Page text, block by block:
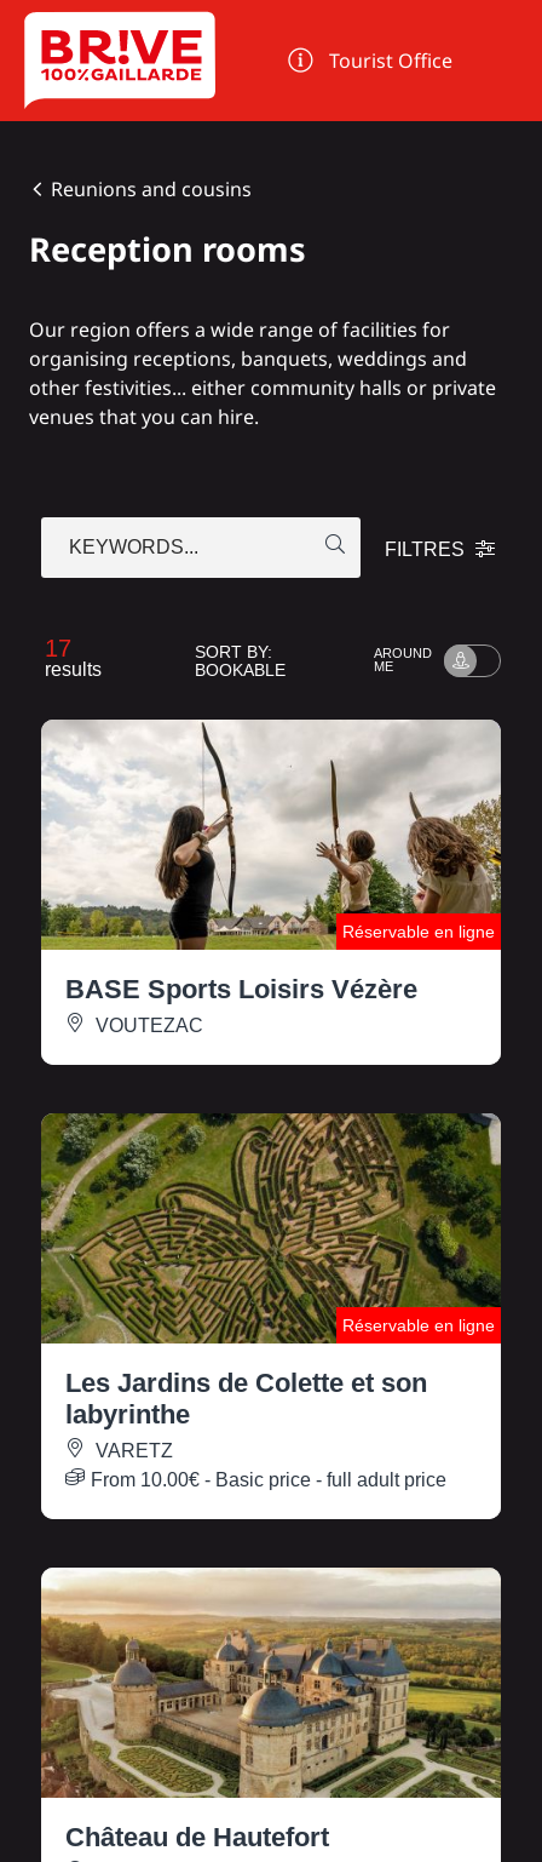
Cookies management panel
Tourist Office
Reunions and cousins
Reception rooms
Our region offers a wide range of facilities for
organising receptions, banquets, weddings and
other festivities... either community halls or private
venues that you can hire.
KEYWORDS... FILTRES
17
results
SORT BY:
BOOKABLE
AROUND
ME
Réservable en ligne
BASE Sports Loisirs Vézère
VOUTEZAC
Réservable en ligne
Les Jardins de Colette et son
labyrinthe
VARETZ
From 10.00€ - Basic price - full adult price
Château de Hautefort